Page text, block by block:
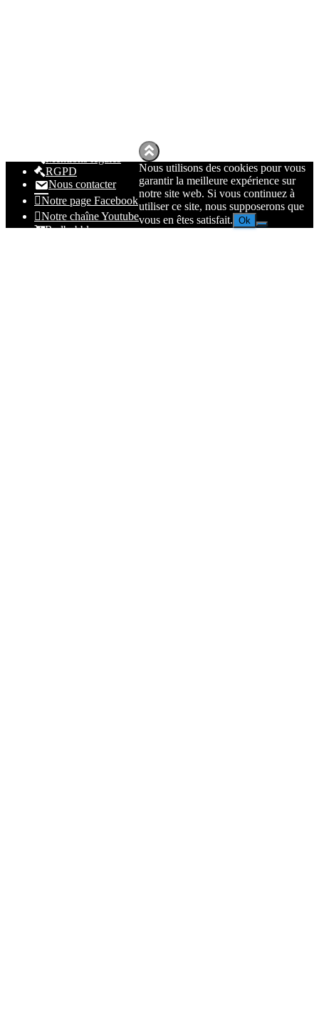
Mentions légales
RGPD
Nous contacter
Notre page Facebook
Notre chaîne Youtube
Redbubble
Nous utilisons des cookies pour vous
garantir la meilleure expérience sur
notre site web. Si vous continuez à
utiliser ce site, nous supposerons que
vous en êtes satisfait. Ok